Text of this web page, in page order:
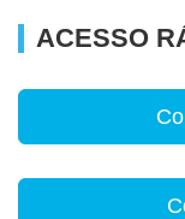
ACESSO